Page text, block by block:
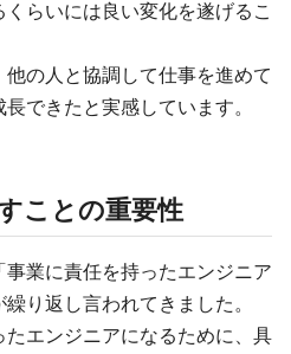
らいには良い変化を遂げるこ
の人と協調して仕事を進めて
できたと実感しています。
ことの重要性
業に責任を持ったエンジニア
り返し言われてきました。
エンジニアになるために、具